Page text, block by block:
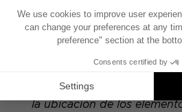
Este esquema de
sistema de audio
vehículo dispone de una
la ubicación de los